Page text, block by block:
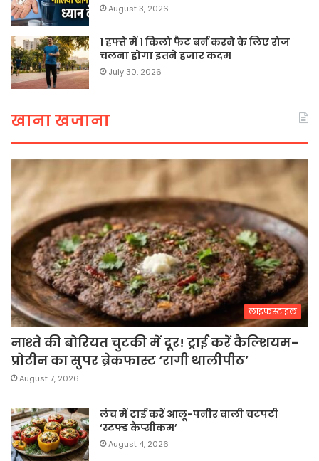
August 3, 2026
1 हफ्ते में 1 किलो फैट बर्न करने के लिए रोज
चलना होगा इतने हजार कदम
July 30, 2026
खाना खजाना
लाइफस्टाइल
नाश्ते की बोरियत चुटकी में दूर! ट्राई करें कैल्शियम-
प्रोटीन का सुपर ब्रेकफास्ट ‘रागी थालीपीठ’
August 7, 2026
लंच में ट्राई करें आलू-पनीर वाली चटपटी
‘स्टफ्ड कैप्सीकम’
August 4, 2026